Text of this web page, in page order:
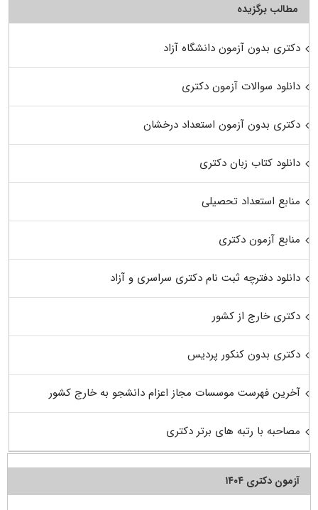
مطالب برگزیده
دکتری بدون آزمون دانشگاه آزاد
دانلود سوالات آزمون دکتری
دکتری بدون آزمون استعداد درخشان
دانلود کتاب زبان دکتری
منابع استعداد تحصیلی
منابع آزمون دکتری
دانلود دفترچه ثبت نام دکتری سراسری و آزاد
دکتری خارج از کشور
دکتری بدون کنکور پردیس
آخرین فهرست موسسات مجاز اعزام دانشجو به خارج کشور
مصاحبه با رتبه های برتر دکتری
آزمون دکتری ۱۴۰۴